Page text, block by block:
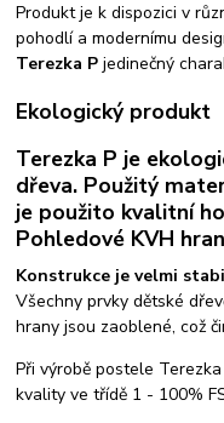
Produkt je k dispozici v
pohodlí a modernímu
Terezka P jedinečný
Ekologický produkt
Terezka P je
dřeva. Použitý
je použito kvalitní
Pohledové KVH
Konstrukce je velmi
Všechny prvky dětské
hrany jsou zaoblené, což
Při výrobě postele
kvality ve třídě 1 - 100%